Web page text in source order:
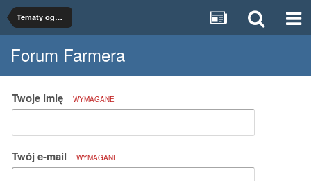
Tematy ogólne
Forum Farmera
Twoje imię WYMAGANE
Twój e-mail WYMAGANE